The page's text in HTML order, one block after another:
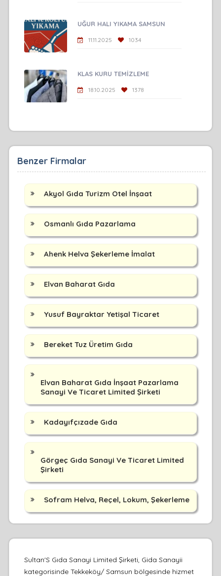
UĞUR HALI YIKAMA SAMSUN
11.11.2025 1034
KLAS KURU TEMİZLEME
18.10.2025 1378
Benzer Firmalar
Akyol Gıda Turizm Otel İnşaat
Osmanlı Gıda Pazarlama
Ahenk Helva Şekerleme İmalat
Elvan Baharat Gıda
Yusuf Bayraktar Yetişal Ticaret
Bereket Tuz Üretim Gıda
Elvan Baharat Gıda İnşaat Pazarlama
Sanayi Ve Ticaret Limited Şirketi
Kadayıfçızade Gıda
Görgeç Gıda Sanayi Ve Ticaret Limited
Şirketi
Sofram Helva, Reçel, Lokum, Şekerleme
Sultan'S Gıda Sanayi Limited Şirketi, Gida Sanayii
kategorisinde Tekkeköy/ Samsun bölgesinde hizmet